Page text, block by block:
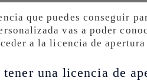
que puedes conseguir
vas a poder
a la licencia de
una licencia de